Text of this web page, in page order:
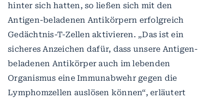
hinter sich hatten, so ließen sich mit den
Antigen-beladenen Antikörpern erfolgreich
Gedächtnis-T-Zellen aktivieren. „Das ist ein
sicheres Anzeichen dafür, dass unsere Antigen-
beladenen Antikörper auch im lebenden
Organismus eine Immunabwehr gegen die
Lymphomzellen auslösen können“, erläutert